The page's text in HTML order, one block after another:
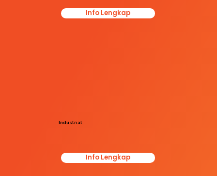
Info Lengkap
Industrial
Info Lengkap